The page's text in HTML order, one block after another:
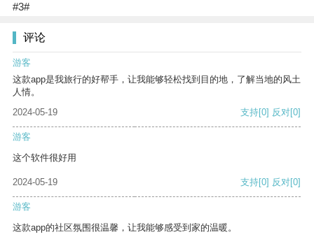
#3#
评论
游客
这款app是我旅行的好帮手，让我能够轻松找到目的地，了解当地的风土
人情。
2024-05-19
支持[0] 反对[0]
游客
这个软件很好用
2024-05-19 支持[0] 反对[0]
游客
这款app的社区氛围很温馨，让我能够感受到家的温暖。